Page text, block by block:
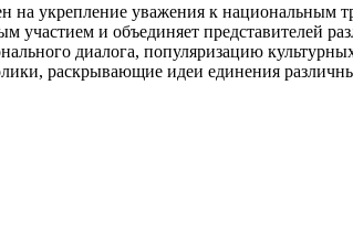
на укрепление уважения к национальным
участием и объединяет представителей
диалога, популяризацию
раскрывающие идеи единения